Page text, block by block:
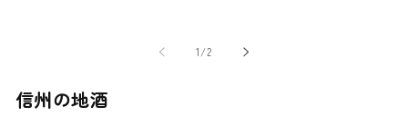
1/の2
信州の地酒